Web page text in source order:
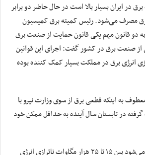
در ایران بسیار بالا است در حال حاضر دو برابر
مصرف می‌شود. رئیس کمیته برق کمیسیون
دو قانون مهم یکی قانون حمایت از صنعت برق
از صنعت برق در کشور گفت: اجرای این قوانین
انرژی برق در مملکت بسیار کمک کننده بوده
به اینکه قطعی برق از سوی وزارت نیرو با
در تابستان سال آینده به حداقل ممکن خود
مرادی بیان داشت: گفته می‌شود بین ۱۵ تا ۲۵ هزار مگاوات ناترازی انرژی